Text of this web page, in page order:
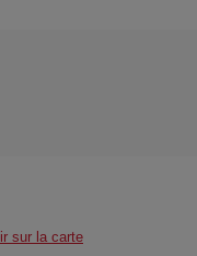
sur la carte